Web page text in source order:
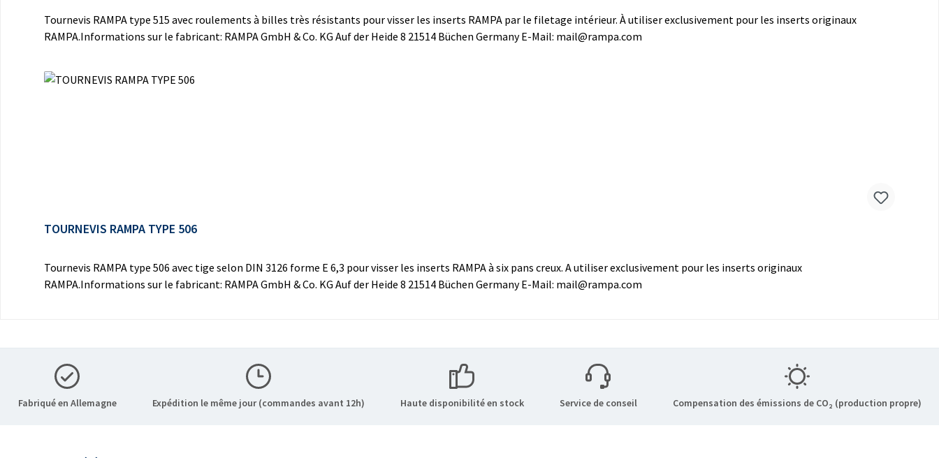
Tournevis RAMPA type 515 avec roulements à billes très résistants pour visser les inserts RAMPA par le filetage intérieur. À utiliser exclusivement pour les inserts originaux
RAMPA.Informations sur le fabricant: RAMPA GmbH & Co. KG Auf der Heide 8 21514 Büchen Germany E-Mail: mail@rampa.com
TOURNEVIS RAMPA TYPE 506
Tournevis RAMPA type 506 avec tige selon DIN 3126 forme E 6,3 pour visser les inserts RAMPA à six pans creux. A utiliser exclusivement pour les inserts originaux
RAMPA.Informations sur le fabricant: RAMPA GmbH & Co. KG Auf der Heide 8 21514 Büchen Germany E-Mail: mail@rampa.com
Fabriqué en Allemagne Expédition le même jour (commandes avant 12h) Haute disponibilité en stock Service de conseil Compensation des émissions de CO₂ (production propre)